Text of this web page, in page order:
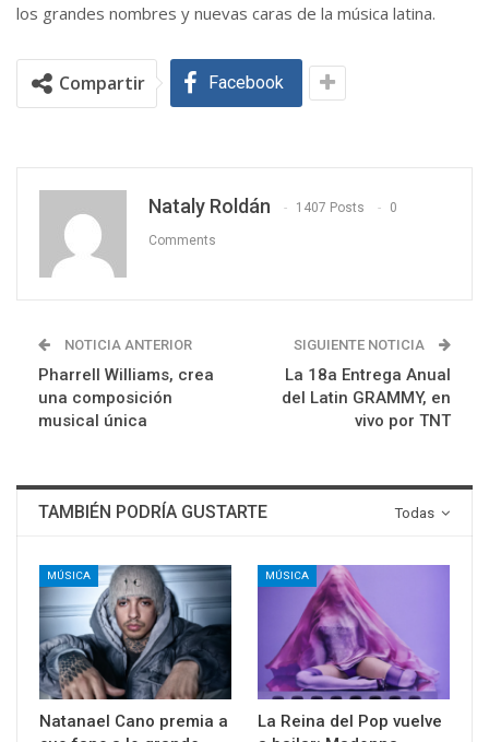
los grandes nombres y nuevas caras de la música latina.
Compartir Facebook
Nataly Roldán 1407 Posts 0
Comments
NOTICIA ANTERIOR
Pharrell Williams, crea
una composición
musical única
SIGUIENTE NOTICIA
La 18a Entrega Anual
del Latin GRAMMY, en
vivo por TNT
Todas
TAMBIÉN PODRÍA GUSTARTE
MÚSICA
Natanael Cano premia a
MÚSICA
La Reina del Pop vuelve